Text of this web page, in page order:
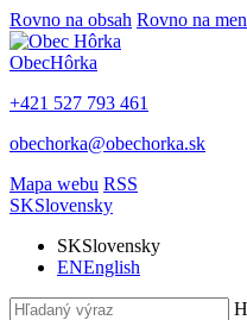
Rovno na obsah Rovno na
ObecHôrka
+421 527 793 461
obechorka@obechorka.sk
Mapa webu RSS
SKSlovensky
SKSlovensky
ENEnglish